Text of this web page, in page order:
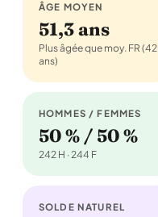
ÂGE MOYEN
51,3 ans
Plus âgée que moy. FR (42
ans)
HOMMES / FEMMES
50 % / 50 %
242 H · 244 F
SOLDE NATUREL